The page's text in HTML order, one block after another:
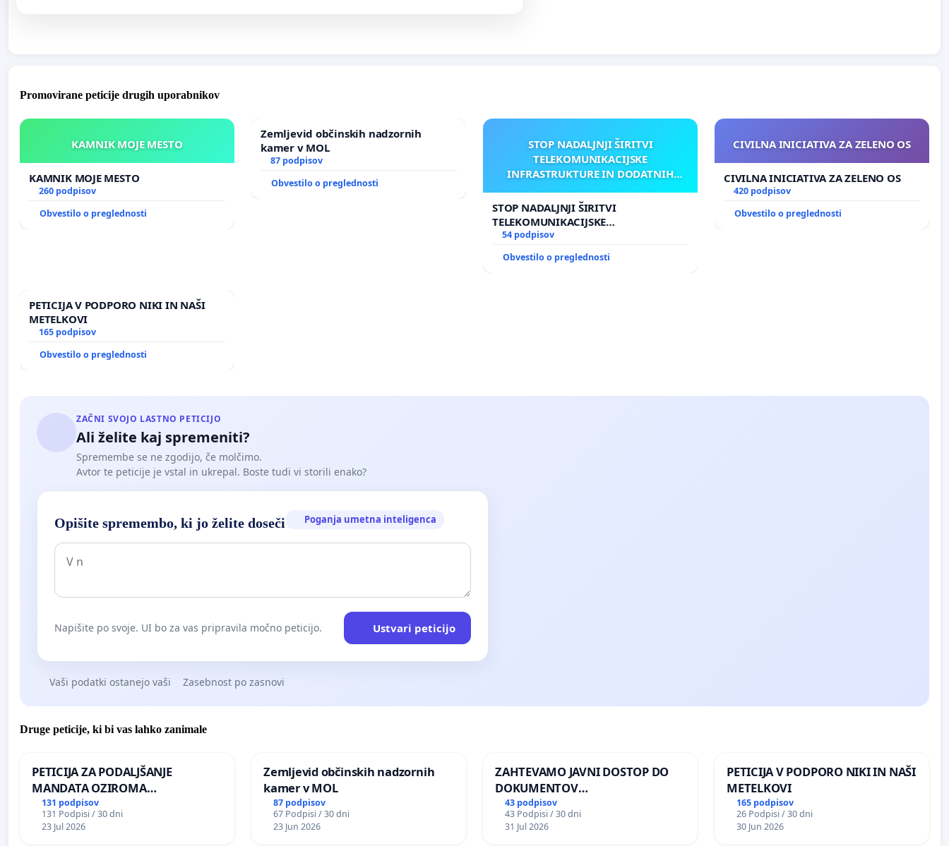
Promovirane peticije drugih uporabnikov
KAMNIK MOJE MESTO
KAMNIK MOJE MESTO
260 podpisov
Obvestilo o preglednosti
Zemljevid občinskih nadzornih
kamer v MOL
87 podpisov
Obvestilo o preglednosti
STOP NADALJNJI ŠIRITVI
TELEKOMUNIKACIJSKE
INFRASTRUKTURE IN DODATNIH
STOP NADALJNJI ŠIRITVI
TELEKOMUNIKACIJSKE
INFRASTRUKTURE IN DODATNIH
54 podpisov
Obvestilo o preglednosti
CIVILNA INICIATIVA ZA ZELENO OS
CIVILNA INICIATIVA ZA ZELENO OS
420 podpisov
Obvestilo o preglednosti
PETICIJA V PODPORO NIKI IN NAŠI
METELKOVI
165 podpisov
Obvestilo o preglednosti
ZAČNI SVOJO LASTNO PETICIJO
Ali želite kaj spremeniti?
Spremembe se ne zgodijo, če molčimo.
Avtor te peticije je vstal in ukrepal. Boste tudi vi storili enako?
Opišite spremembo, ki jo želite doseči Poganja umetna inteligenca
Napišite po svoje. UI bo za vas pripravila močno peticijo. Ustvari peticijo
Vaši podatki ostanejo vaši Zasebnost po zasnovi
Druge peticije, ki bi vas lahko zanimale
PETICIJA ZA PODALJŠANJE
MANDATA OZIROMA
ČIMPREJŠNJO PONOVNO
NAPOTITEV GOSPODA BERNARDA
ŠRAJNERJA NA VELEPOSLANIŠTVO
131 podpisov
131 Podpisi / 30 dni
23 Jul 2026
Zemljevid občinskih nadzornih
kamer v MOL
87 podpisov
67 Podpisi / 30 dni
23 Jun 2026
ZAHTEVAMO JAVNI DOSTOP DO
DOKUMENTOV
PARLAMENTARNIH
PREISKOVALNIH KOMISIJ O
ILEGALNI TRGOVINI Z OROŽJEM
43 podpisov
43 Podpisi / 30 dni
31 Jul 2026
PETICIJA V PODPORO NIKI IN NAŠI
METELKOVI
165 podpisov
26 Podpisi / 30 dni
30 Jun 2026